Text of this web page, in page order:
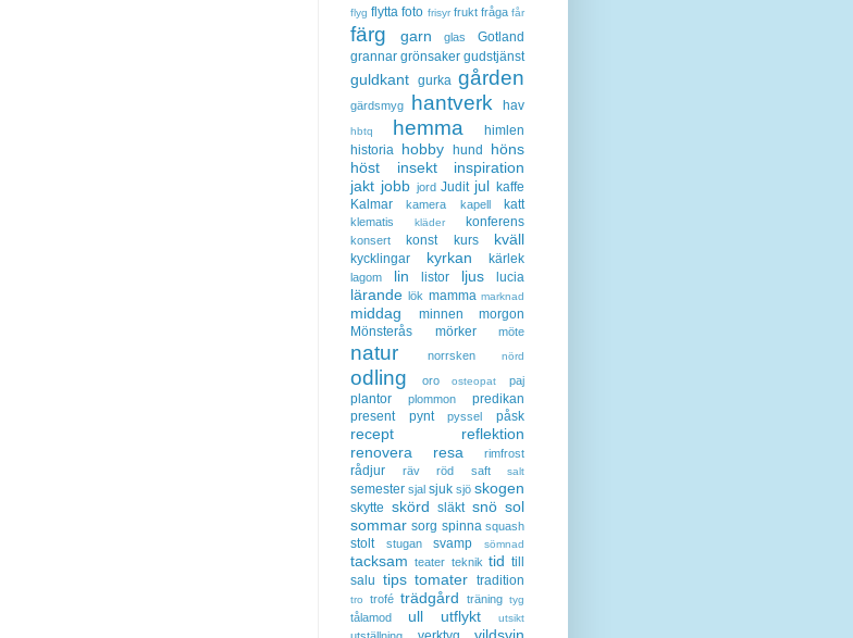
flyg flytta foto frisyr frukt fråga får
färg garn glas
Gotland
grannar grönsaker gudstjänst
guldkant gurka gården
gärdsmyg hantverk hav
hbtq hemma
himlen
historia hobby hund
höns
höst
insekt
inspiration
jakt jobb jord Judit jul kaffe
Kalmar
kamera kapell katt
klematis kläder konferens
konsert konst kurs kväll
kycklingar kyrkan kärlek
lagom lin listor ljus lucia
lärande lök mamma marknad
middag minnen
morgon
Mönsterås
mörker möte
natur norrsken nörd
odling oro osteopat paj
plantor plommon
predikan
present
pynt pyssel påsk
recept
reflektion
renovera
resa rimfrost
rådjur räv röd saft salt
semester sjal sjuk sjö skogen
skytte skörd släkt snö sol
sommar sorg spinna squash
stolt stugan svamp sömnad
tacksam teater teknik tid till
salu tips tomater tradition
tro trofé trädgård träning tyg
tålamod ull utflykt utsikt